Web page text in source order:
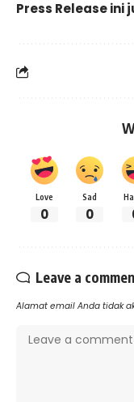
Press Release
Love
0
Sad
0
Leave a
Alamat email Anda tidak